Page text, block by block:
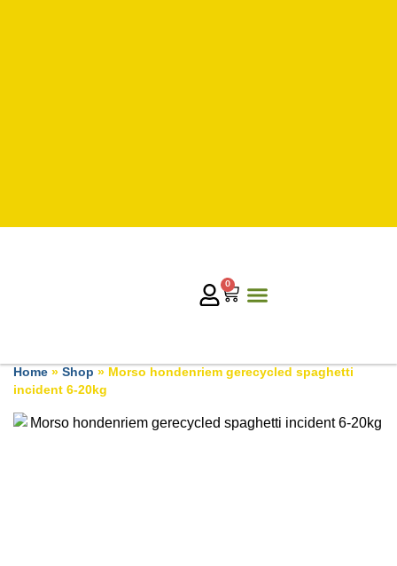
0
Home » Shop » Morso hondenriem gerecycled spaghetti
incident 6-20kg